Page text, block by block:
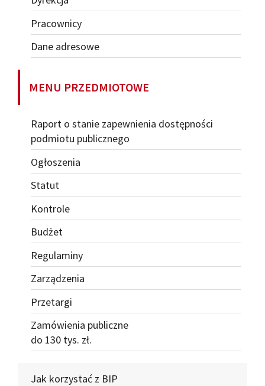
Pracownicy
Dane adresowe
MENU PRZEDMIOTOWE
Raport o stanie zapewnienia dostępności
podmiotu publicznego
Ogłoszenia
Statut
Kontrole
Budżet
Regulaminy
Zarządzenia
Przetargi
Zamówienia publiczne
do 130 tys. zł.
Jak korzystać z BIP